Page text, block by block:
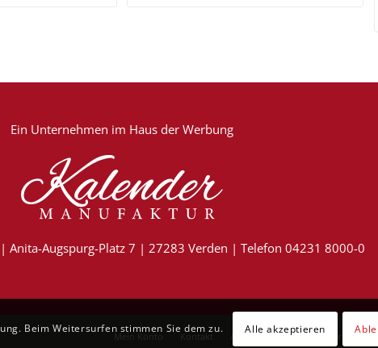
Ein Unternehmen im Haus der Werbung
Anita-Augspurg-Platz 7 | 27283 Verden | Telefon 04231 8000-0
Mein Konto Kontakt AGB Datenschutzerklärung
Beim Weitersurfen stimmen Sie dem zu. Alle akzeptieren